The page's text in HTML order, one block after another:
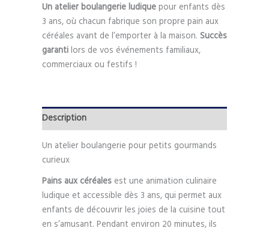
Un atelier boulangerie ludique pour enfants dès
3 ans, où chacun fabrique son propre pain aux
céréales avant de l’emporter à la maison. Succès
garanti lors de vos événements familiaux,
commerciaux ou festifs !
Description
Un atelier boulangerie pour petits gourmands
curieux
Pains aux céréales est une animation culinaire
ludique et accessible dès 3 ans, qui permet aux
enfants de découvrir les joies de la cuisine tout
en s’amusant. Pendant environ 20 minutes, ils